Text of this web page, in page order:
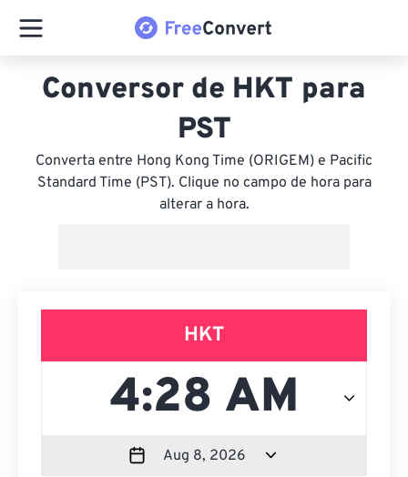
Conversor de HKT para
PST
Converta entre Hong Kong Time (ORIGEM) e Pacific
Standard Time (PST). Clique no campo de hora para
alterar a hora.
HKT